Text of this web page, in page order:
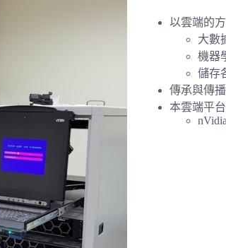
以雲端的
大數
機器
儲存
傳承與傳
本雲端平